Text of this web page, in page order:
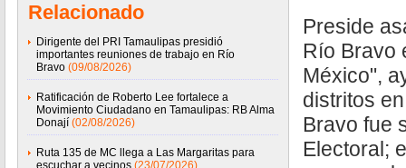
Relacionado
Dirigente del PRI Tamaulipas presidió
importantes reuniones de trabajo en Río
Bravo (09/08/2026)
Ratificación de Roberto Lee fortalece a
Movimiento Ciudadano en Tamaulipas: RB Alma
Donají (02/08/2026)
Ruta 135 de MC llega a Las Margaritas para
escuchar a vecinos (23/07/2026)
Preside
Río Bravo
México",
distritos
Bravo fue
Electoral;